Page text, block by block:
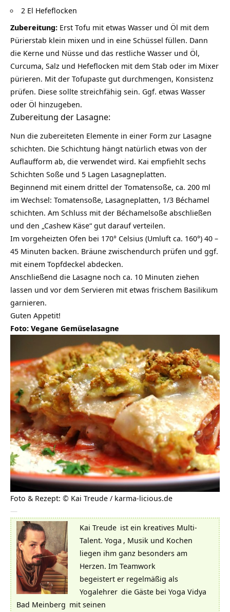
2 El Hefeflocken
Zubereitung: Erst Tofu mit etwas Wasser und Öl mit dem
Pürierstab klein mixen und in eine Schüssel füllen. Dann
die Kerne und Nüsse und das restliche Wasser und Öl,
Curcuma, Salz und Hefeflocken mit dem Stab oder im Mixer
pürieren. Mit der Tofupaste gut durchmengen, Konsistenz
prüfen. Diese sollte streichfähig sein. Ggf. etwas Wasser
oder Öl hinzugeben.
Zubereitung der Lasagne:
Nun die zubereiteten Elemente in einer Form zur Lasagne
schichten. Die Schichtung hängt natürlich etwas von der
Auflaufform ab, die verwendet wird. Kai empfiehlt sechs
Schichten Soße und 5 Lagen Lasagneplatten.
Beginnend mit einem drittel der Tomatensoße, ca. 200 ml
im Wechsel: Tomatensoße, Lasagneplatten, 1/3 Béchamel
schichten. Am Schluss mit der Béchamelsoße abschließen
und den „Cashew Käse“ gut darauf verteilen.
Im vorgeheizten Ofen bei 170° Celsius (Umluft ca. 160°) 40 –
45 Minuten backen. Bräune zwischendurch prüfen und ggf.
mit einem Topfdeckel abdecken.
Anschließend die Lasagne noch ca. 10 Minuten ziehen
lassen und vor dem Servieren mit etwas frischem Basilikum
garnieren.
Guten Appetit!
Foto: Vegane Gemüselasagne
Foto & Rezept: © Kai Treude / karma-licious.de
—
Kai Treude ist ein kreatives Multi-
Talent. Yoga , Musik und Kochen
liegen ihm ganz besonders am
Herzen. Im Teamwork
begeistert er regelmäßig als
Yogalehrer die Gäste bei Yoga Vidya
Bad Meinberg mit seinen